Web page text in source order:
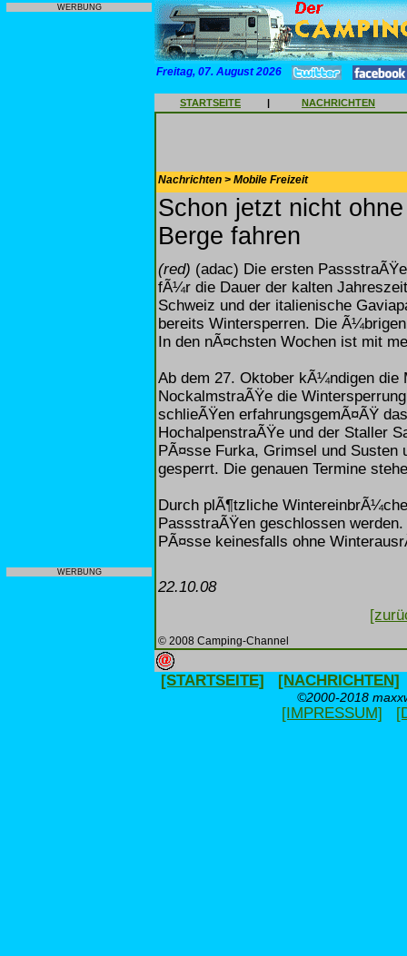
WERBUNG
WERBUNG
Freitag, 07. August 2026
STARTSEITE | NACHRICHTEN
Nachrichten > Mobile Freizeit
Schon jetzt nicht
Berge fahren
(red) (adac) Die ersten
fÃ¼r die Dauer der kalten
Schweiz und der italienische
bereits Wintersperren. Die
In den nÃ¤chsten Wochen ist mit
Ab dem 27. Oktober kÃ¼ndigen die
NockalmstraÃŸe die
schlieÃŸen erfahrungsgemÃ¤ÃŸ
HochalpenstraÃŸe und der Staller
PÃ¤sse Furka, Grimsel und Susten
gesperrt. Die genauen Termine
Durch plÃ¶tzliche
PassstraÃŸen geschlossen
PÃ¤sse keinesfalls ohne
22.10.08
© 2008 Camping-Channel
[STARTSEITE] [NACHRICHTEN]
©2000-2018
[IMPRESSUM]